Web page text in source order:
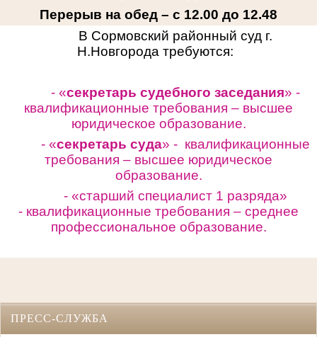
Перерыв на обед – с 12.00 до 12.48
В Сормовский районный суд г.
Н.Новгорода требуются:
- «секретарь судебного заседания» -
квалификационные требования – высшее
юридическое образование.
- «секретарь суда» - квалификационные
требования – высшее юридическое
образование.
- «старший специалист 1 разряда»
- квалификационные требования – среднее
профессиональное образование.
ПРЕСС-СЛУЖБА